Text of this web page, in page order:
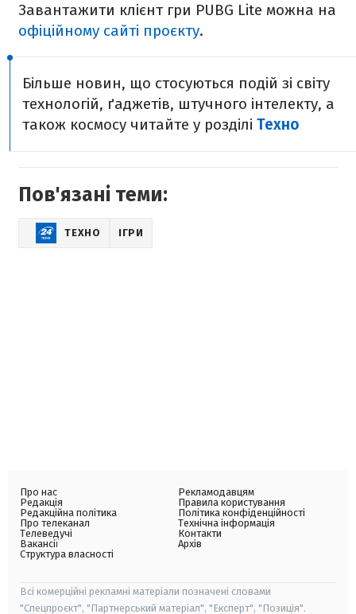
Завантажити клієнт гри PUBG Lite можна на
офіційному сайті проєкту.
Більше новин, що стосуються подій зі світу
технологій, ґаджетів, штучного інтелекту, а
також космосу читайте у розділі Техно
Пов'язані теми:
ТЕХНО ІГРИ
Про нас
Редакція
Редакційна політика
Про телеканал
Телеведучі
Вакансії
Структура власності
Рекламодавцям
Правила користування
Політика конфіденційності
Технічна інформація
Контакти
Архів
Всі комерційні рекламні матеріали позначені словами
"Спецпроєкт", "Партнерський матеріал", "Експерт", "Позиція".